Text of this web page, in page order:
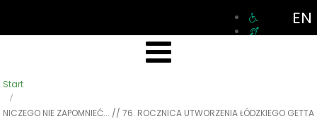
EN
Start
NICZEGO NIE ZAPOMNIEĆ... // 76. ROCZNICA UTWORZENIA ŁÓDZKIEGO GETTA